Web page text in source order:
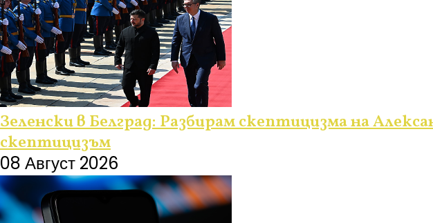
Зеленски в Белград: Разбирам скептицизма на
скептицизъм
08 Август 2026